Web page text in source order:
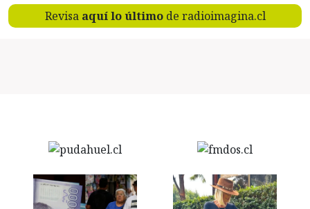
Revisa aquí lo últimode radioimagina.cl